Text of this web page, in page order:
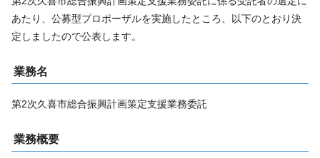
あたり、公募型プロポーザルを実施したところ、以下のとおり決
定しましたので公表します。
業務名
第2次久喜市総合振興計画策定支援業務委託
業務概要